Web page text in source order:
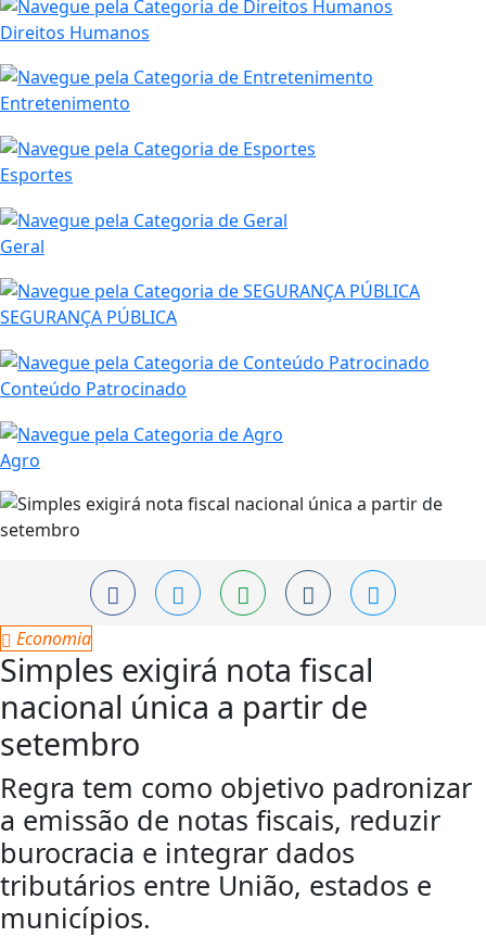
Direitos Humanos
Entretenimento
Esportes
Geral
SEGURANÇA PÚBLICA
Conteúdo Patrocinado
Agro
Economia
Simples exigirá nota fiscal
nacional única a partir de
setembro
Regra tem como objetivo padronizar
a emissão de notas fiscais, reduzir
burocracia e integrar dados
tributários entre União, estados e
municípios.